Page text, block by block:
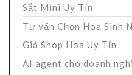
Sắt Mini Uy Tín
Tư vấn Chọn Hoa Sinh
Giá Shop Hoa Uy Tín
AI agent cho doanh